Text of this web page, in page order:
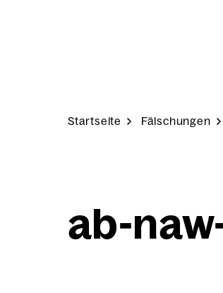
Start­sei­te Fäl­schun­gen
ab-